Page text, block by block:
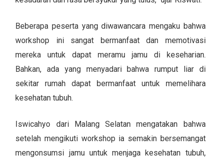
Beberapa peserta yang diwawancara mengaku bahwa
workshop ini sangat bermanfaat dan memotivasi
mereka untuk dapat meramu jamu di keseharian.
Bahkan, ada yang menyadari bahwa rumput liar di
sekitar rumah dapat bermanfaat untuk memelihara
kesehatan tubuh.
Iswicahyo dari Malang Selatan mengatakan bahwa
setelah mengikuti workshop ia semakin bersemangat
mengonsumsi jamu untuk menjaga kesehatan tubuh,